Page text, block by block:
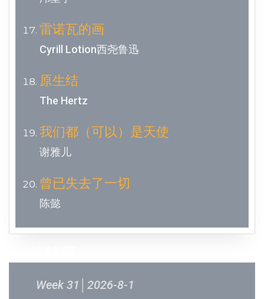
雷诺瓦的画
Cyrill Lotion西尧鲁迅
原生结
The Hertz
我们都（可以）是天使
谢雅儿
曾已失去了一切
陈懿
Week 31│2026-8-1